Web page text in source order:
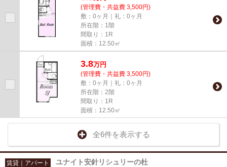
(管理費・共益費 3,500円)
敷：0ヶ月｜礼：0ヶ月
所在階：1階
間取り：1R
面積：12.50㎡
3.8万円
(管理費・共益費 3,500円)
敷：0ヶ月｜礼：0ヶ月
所在階：2階
間取り：1R
面積：12.50㎡
全6件を表示する
賃貸｜アパート ユナイト安針リシュリーの杜